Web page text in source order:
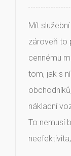
Mít
zároveň to
cennému
tom, jak s
nákladní
To nemusí